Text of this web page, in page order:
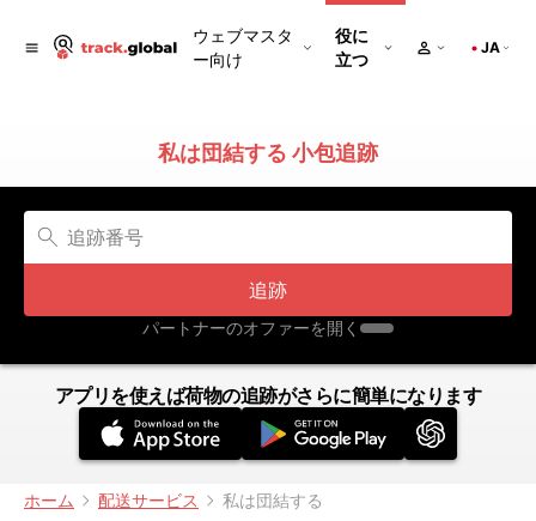
ウェブマスタ
ー向け
役に
立つ
JA
私は団結する 小包追跡
追跡
パートナーのオファーを開く
アプリを使えば荷物の追跡がさらに簡単になります
ホーム 配送サービス 私は団結する